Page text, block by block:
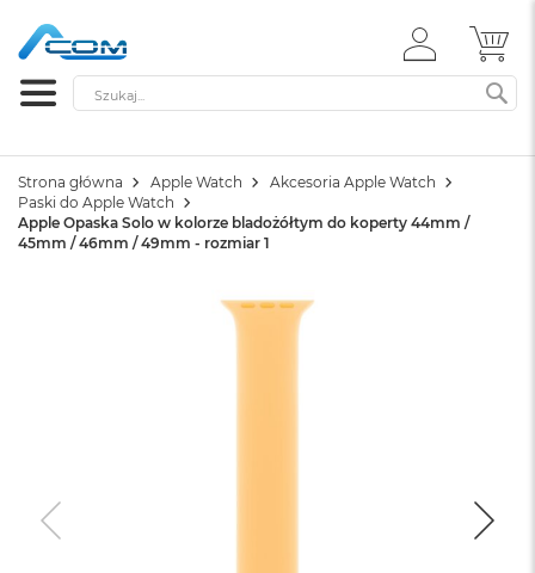
ZALOGUJ
SIĘ
Szukaj
Strona główna Apple Watch
Akcesoria Apple Watch
Paski do Apple Watch
Apple Opaska Solo w kolorze bladożółtym do koperty 44mm /
45mm / 46mm / 49mm - rozmiar 1